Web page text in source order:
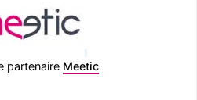
partenaire Meetic